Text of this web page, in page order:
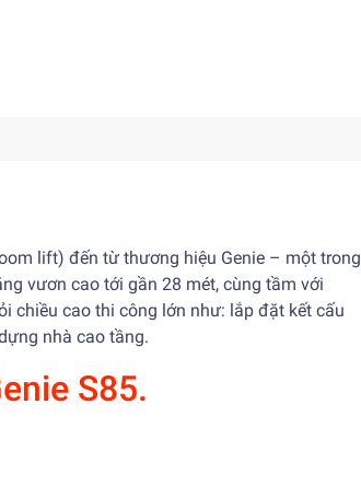
lift) đến từ thương hiệu Genie – một trong
vươn cao tới gần 28 mét, cùng tầm với
chiều cao thi công lớn như: lắp đặt kết cấu
nhà cao tầng.
S85.